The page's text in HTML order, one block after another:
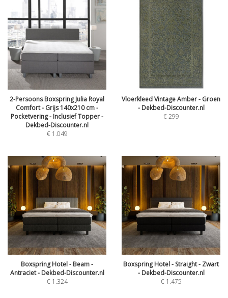
2-Persoons Boxspring Julia Royal
Comfort - Grijs 140x210 cm -
Pocketvering - Inclusief Topper -
Dekbed-Discounter.nl
€ 1.049
Vloerkleed Vintage Amber - Groen
- Dekbed-Discounter.nl
€299
Boxspring Hotel - Beam -
Antraciet - Dekbed-Discounter.nl
€ 1.324
Boxspring Hotel - Straight - Zwart
- Dekbed-Discounter.nl
€ 1.475